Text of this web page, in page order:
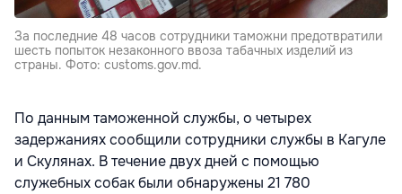
За последние 48 часов сотрудники таможни предотвратили
шесть попыток незаконного ввоза табачных изделий из
страны. Фото: customs.gov.md.
По данным таможенной службы, о четырех
задержаниях сообщили сотрудники службы в Кагуле
и Скулянах. В течение двух дней с помощью
служебных собак были обнаружены 21 780